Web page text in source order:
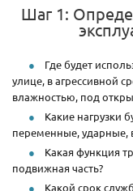
Шаг 1:
Где будет
улице, в агрессивной
влажностью, под
Какие нагрузки
переменные, ударные,
Какая функция
подвижная часть?
Какой срок